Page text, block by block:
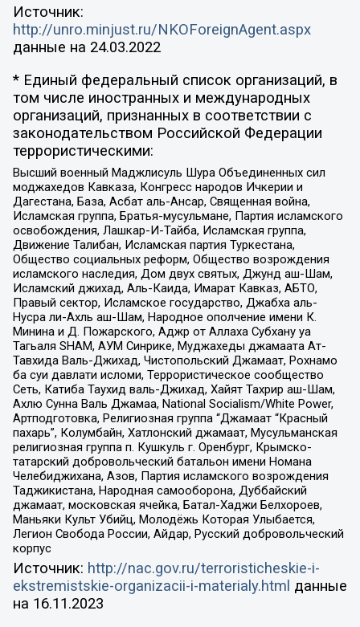
Источник:
http://unro.minjust.ru/NKOForeignAgent.aspx
данные на 24.03.2022
* Единый федеральный список организаций, в
том числе иностранных и международных
организаций, признанных в соответствии с
законодательством Российской Федерации
террористическими:
Высший военный Маджлисуль Шура Объединенных сил
моджахедов Кавказа, Конгресс народов Ичкерии и
Дагестана, База, Асбат аль-Ансар, Священная война,
Исламская группа, Братья-мусульмане, Партия исламского
освобождения, Лашкар-И-Тайба, Исламская группа,
Движение Талибан, Исламская партия Туркестана,
Общество социальных реформ, Общество возрождения
исламского наследия, Дом двух святых, Джунд аш-Шам,
Исламский джихад, Аль-Каида, Имарат Кавказ, АБТО,
Правый сектор, Исламское государство, Джабха аль-
Нусра ли-Ахль аш-Шам, Народное ополчение имени К.
Минина и Д. Пожарского, Аджр от Аллаха Субхану уа
Тагьаля SHAM, АУМ Синрике, Муджахеды джамаата Ат-
Тавхида Валь-Джихад, Чистопольский Джамаат, Рохнамо
ба суи давлати исломи, Террористическое сообщество
Сеть, Катиба Таухид валь-Джихад, Хайят Тахрир аш-Шам,
Ахлю Сунна Валь Джамаа, National Socialism/White Power,
Артподготовка, Религиозная группа “Джамаат “Красный
пахарь”, Колумбайн, Хатлонский джамаат, Мусульманская
религиозная группа п. Кушкуль г. Оренбург, Крымско-
татарский добровольческий батальон имени Номана
Челебиджихана, Азов, Партия исламского возрождения
Таджикистана, Народная самооборона, Дуббайский
джамаат, московская ячейка, Батал-Хаджи Белхороев,
Маньяки Культ Убийц, Молодёжь Которая Улыбается,
Легион Свобода России, Айдар, Русский добровольческий
корпус
Источник: http://nac.gov.ru/terroristicheskie-i-
ekstremistskie-organizacii-i-materialy.html данные
на 16.11.2023